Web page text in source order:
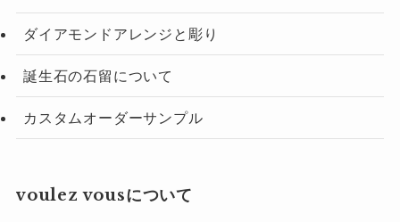
ダイアモンドアレンジと彫り
誕生石の石留について
カスタムオーダーサンプル
voulez vousについて